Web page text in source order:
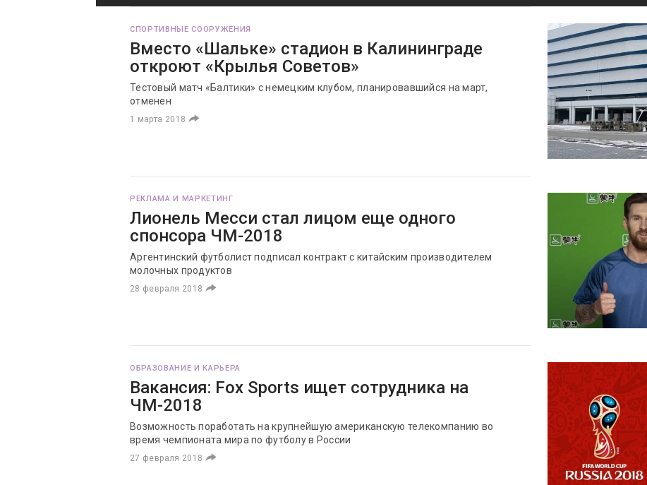
СПОРТИВНЫЕ СООРУЖЕНИЯ
Вместо «Шальке» стадион в Калининграде
откроют «Крылья Советов»
Тестовый матч «Балтики» с немецким клубом, планировавшийся на март,
отменен
1 марта 2018
РЕКЛАМА И МАРКЕТИНГ
Лионель Месси стал лицом еще одного
спонсора ЧМ-2018
Аргентинский футболист подписал контракт с китайским производителем
молочных продуктов
28 февраля 2018
ОБРАЗОВАНИЕ И КАРЬЕРА
Вакансия: Fox Sports ищет сотрудника на
ЧМ-2018
Возможность поработать на крупнейшую американскую телекомпанию во
время чемпионата мира по футболу в России
27 февраля 2018